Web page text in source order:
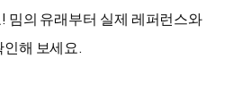
밈의 유래부터 실제 레퍼런스와
해 보세요.